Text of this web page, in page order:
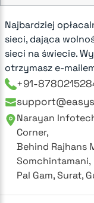
Najbardziej
sieci, dająca
sieci na świecie.
otrzymasz e-
+91-
Narayan
Corner,
Behind Rajhans
Somchintamani,
Pal Gam, Surat,